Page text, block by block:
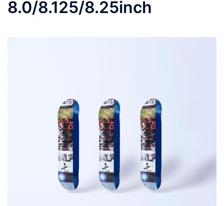
8.0/8.125/8.25inch